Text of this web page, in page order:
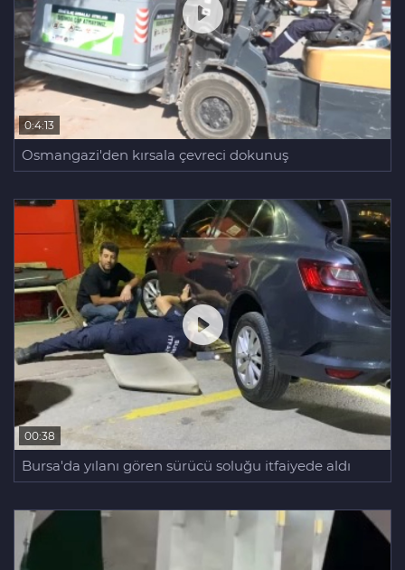
0:4:13
Osmangazi'den kırsala çevreci dokunuş
00:38
Bursa'da yılanı gören sürücü soluğu itfaiyede aldı